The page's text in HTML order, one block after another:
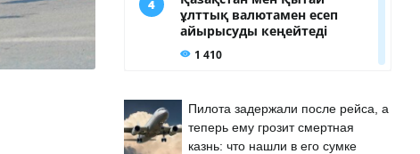
Пилота задержали после рейса, а
теперь ему грозит смертная
казнь: что нашли в его сумке